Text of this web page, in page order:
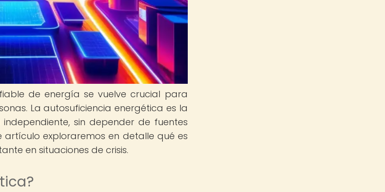
de energía se vuelve crucial para
La autosuficiencia energética es la
sin depender de fuentes
artículo exploraremos en detalle qué es
en situaciones de crisis.